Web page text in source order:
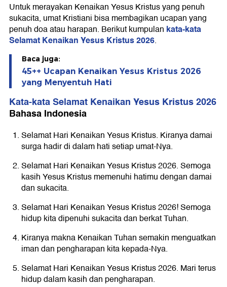
Untuk merayakan Kenaikan Yesus Kristus yang penuh
sukacita, umat Kristiani bisa membagikan ucapan yang
penuh doa atau harapan. Berikut kumpulan kata-kata
Selamat Kenaikan Yesus Kristus 2026.
Baca juga:
45++ Ucapan Kenaikan Yesus Kristus 2026
yang Menyentuh Hati
Kata-kata Selamat Kenaikan Yesus Kristus 2026
Bahasa Indonesia
Selamat Hari Kenaikan Yesus Kristus. Kiranya damai
surga hadir di dalam hati setiap umat-Nya.
Selamat Hari Kenaikan Yesus Kristus 2026. Semoga
kasih Yesus Kristus memenuhi hatimu dengan damai
dan sukacita.
Selamat Hari Kenaikan Yesus Kristus 2026! Semoga
hidup kita dipenuhi sukacita dan berkat Tuhan.
Kiranya makna Kenaikan Tuhan semakin menguatkan
iman dan pengharapan kita kepada-Nya.
Selamat Hari Kenaikan Yesus Kristus 2026. Mari terus
hidup dalam kasih dan pengharapan.